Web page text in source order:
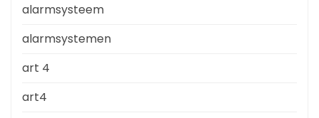
alarmsysteem
alarmsystemen
art 4
art4